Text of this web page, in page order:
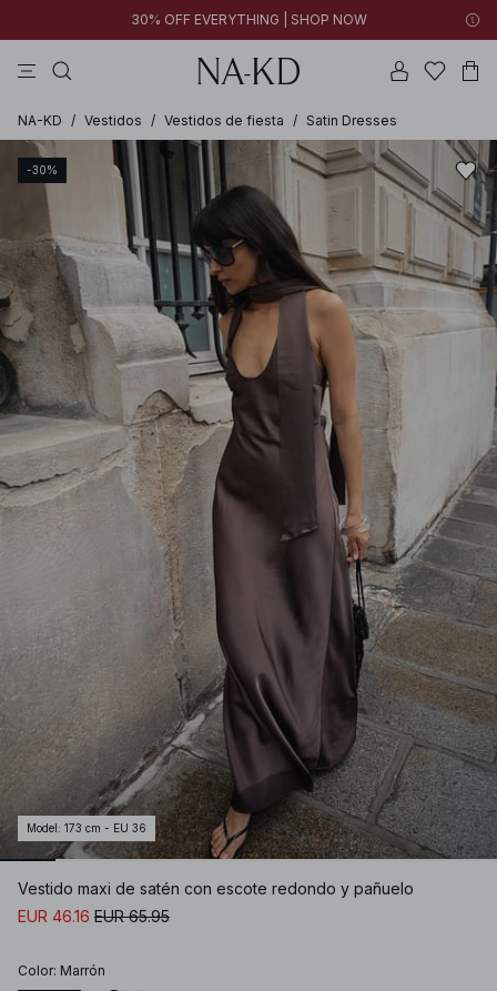
30% OFF EVERYTHING | SHOP NOW
NA-KD / Vestidos / Vestidos de fiesta / Satin Dresses
-30%
Model : 173 cm - EU 36
Vestido maxi de satén con escote redondo y pañuelo
EUR 46.16 EUR 65.95
Color: Marrón